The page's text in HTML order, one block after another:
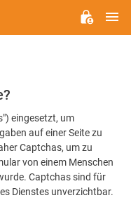
eingesetzt, um
auf einer Seite zu
Captchas, um zu
von einem Menschen
Captchas sind für
Dienstes unverzichtbar.